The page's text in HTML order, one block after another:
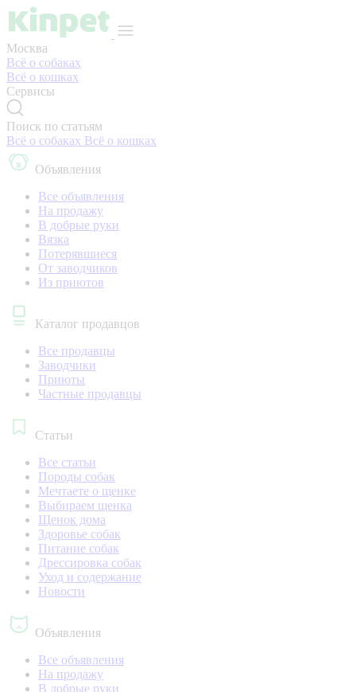
Москва
Всё о собаках
Всё о кошках
Сервисы
Поиск по статьям
Всё о собаках Всё о кошках
Объявления
Все объявления
На продажу
В добрые руки
Вязка
Потерявшиеся
От заводчиков
Из приютов
Каталог продавцов
Все продавцы
Заводчики
Приюты
Частные продавцы
Статьи
Все статьи
Породы собак
Мечтаете о щенке
Выбираем щенка
Щенок дома
Здоровье собак
Питание собак
Дрессировка собак
Уход и содержание
Новости
Объявления
Все объявления
На продажу
В добрые руки